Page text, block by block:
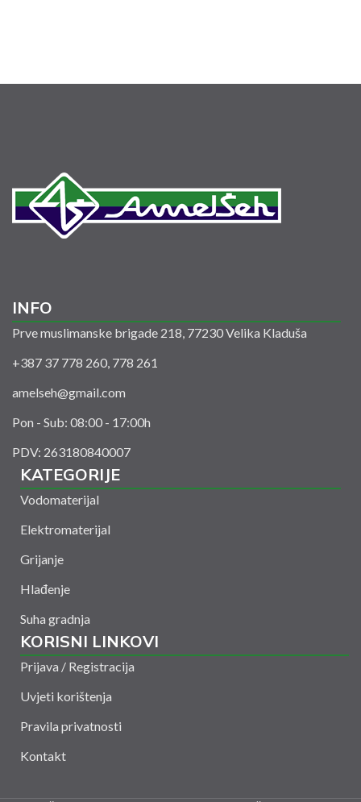
INFO
Prve muslimanske brigade 218, 77230 Velika Kladuša
+387 37 778 260, 778 261
amelseh@gmail.com
Pon - Sub: 08:00 - 17:00h
PDV: 263180840007
KATEGORIJE
Vodomaterijal
Elektromaterijal
Grijanje
Hlađenje
Suha gradnja
KORISNI LINKOVI
Prijava / Registracija
Uvjeti korištenja
Pravila privatnosti
Kontakt